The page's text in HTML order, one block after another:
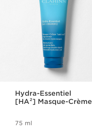
Hydra-Essentiel
[HA²] Masque-Crème
75 ml